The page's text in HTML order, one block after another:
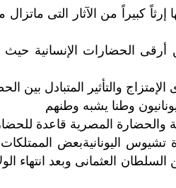
كبيراً من الآثار التى
أرقى الحضارات الإنسانية
والتأثير المتبادل بين
وطنا يشبه وطنهم
والحضارة المصرية قاعدة
اليونانيةبعض
العثمانى وبعد انتهاء